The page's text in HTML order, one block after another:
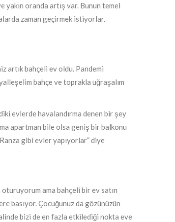
yakın oranda artış var. Bunun temel
zaman geçirmek istiyorlar.
artık bahçeli ev oldu. Pandemi
bahçe ve toprakla uğraşalım
evlerde havalandırma denen bir şey
apartman bile olsa geniş bir balkonu
gibi evler yapıyorlar” diye
ama bahçeli bir ev satın
basıyor. Çocuğunuz da gözünüzün
bizi de en fazla etkilediği nokta eve